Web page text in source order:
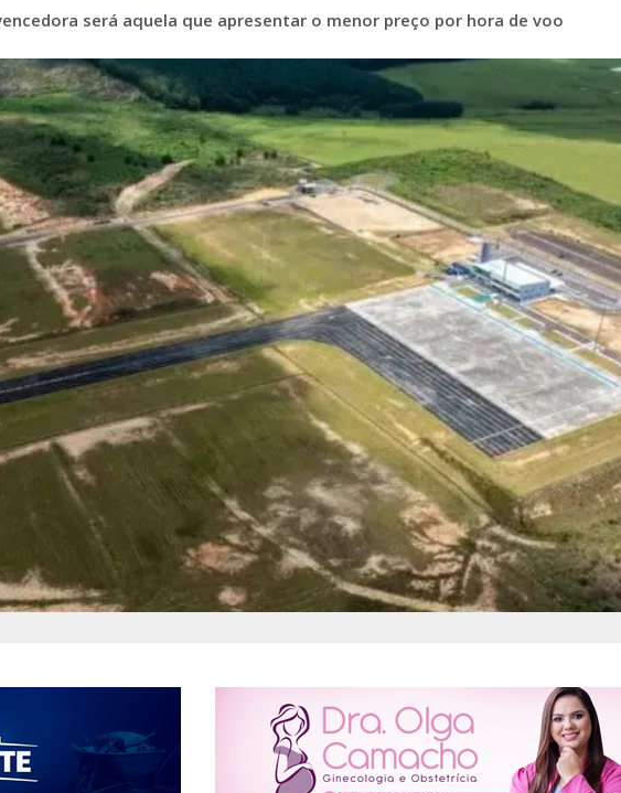
será aquela que apresentar o menor preço por hora de voo